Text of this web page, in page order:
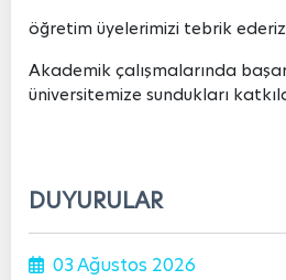
DUYURULAR
03 Ağustos 2026
öğretim üyelerimizi tebrik
Akademik çalışmalarında
üniversitemize sundukları